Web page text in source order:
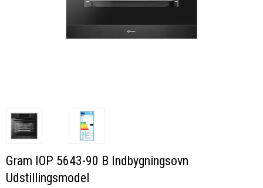
Gram IOP 5643-90 B Indbygningsovn
Udstillingsmodel